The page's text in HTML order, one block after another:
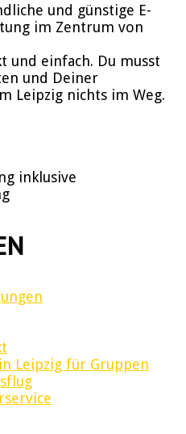
und günstige E-
im Zentrum von
und einfach. Du musst
und Deiner
Leipzig nichts im Weg.
inklusive
Leipzig für Gruppen